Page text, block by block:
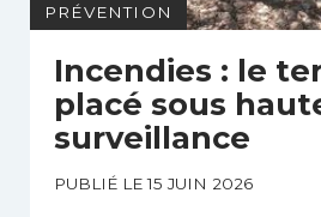
PRÉVENTION
Incendies : le
placé sous
surveillance
PUBLIÉ LE 15 JUIN 2026